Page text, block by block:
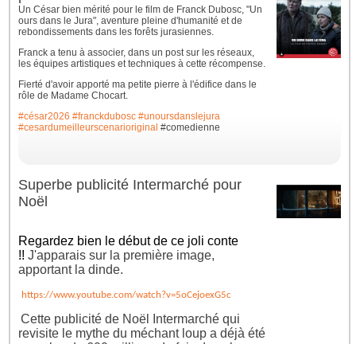
Un César bien mérité pour le film de Franck Dubosc, "Un
ours dans le Jura", aventure pleine d'humanité et de
rebondissements dans les forêts jurasiennes.
Franck a tenu à associer, dans un post sur les réseaux,
les équipes artistiques et techniques à cette récompense.
Fierté d'avoir apporté ma petite pierre à l'édifice dans le
rôle de Madame Chocart.
#césar2026 #franckdubosc #unoursdanslejura
#cesardumeilleurscenarioriginal #comedienne
Superbe publicité Intermarché pour
Noël
Regardez bien le début de ce joli conte
!!J'apparais sur la première image,
apportant la dinde.
https://www.youtube.com/watch?v=5oCejoexG5c
Cette publicité de Noël Intermarché qui
revisite le mythe du méchant loup a déjà été